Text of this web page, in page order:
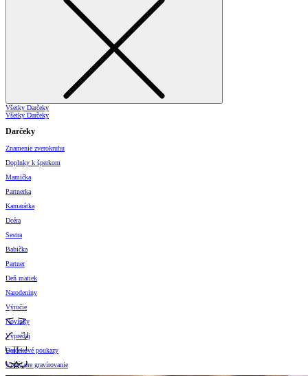
Všetky Darčeky
Všetky Darčeky
Darčeky
Znamenie zverokruhu
Doplnky k šperkom
Mamička
Partnerka
Kamarátka
Dcéra
Sestra
Babička
Partner
Deň matiek
Narodeniny
Výročie
Novinky
Výpredaj
Darčekové poukazy
Vzory pre gravírovanie